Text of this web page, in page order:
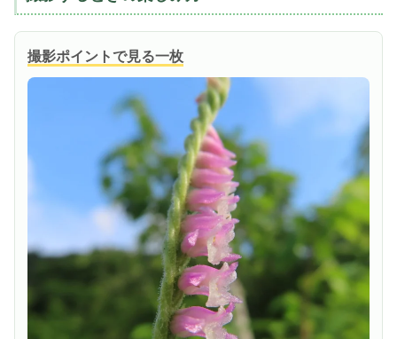
撮影ポイントで見る一枚